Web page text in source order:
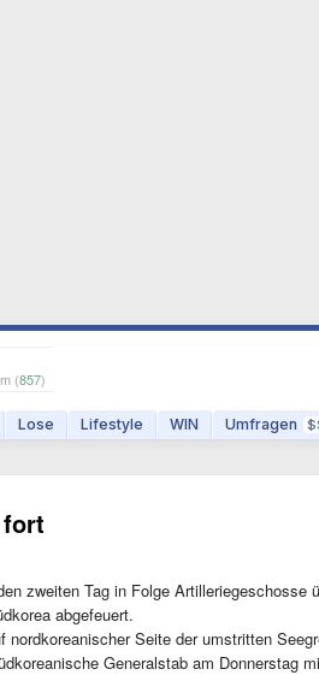
(857)
Lose Lifestyle WIN Umfragen
zweiten Tag in Folge Artilleriegeschosse
abgefeuert.
Seite der umstritten
Generalstab am Donnerstag